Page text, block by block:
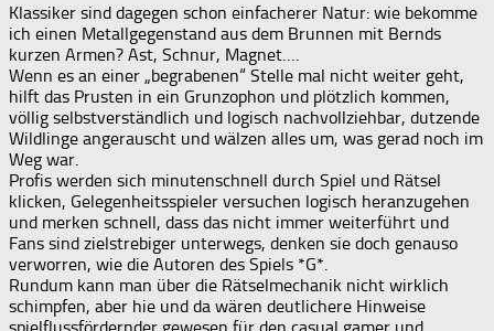
Klassiker sind dagegen schon einfacherer Natur: wie bekomme
ich einen Metallgegenstand aus dem Brunnen mit Bernds
kurzen Armen? Ast, Schnur, Magnet….
Wenn es an einer „begrabenen“ Stelle mal nicht weiter geht,
hilft das Prusten in ein Grunzophon und plötzlich kommen,
völlig selbstverständlich und logisch nachvollziehbar, dutzende
Wildlinge angerauscht und wälzen alles um, was gerad noch im
Weg war.
Profis werden sich minutenschnell durch Spiel und Rätsel
klicken, Gelegenheitsspieler versuchen logisch heranzugehen
und merken schnell, dass das nicht immer weiterführt und
Fans sind zielstrebiger unterwegs, denken sie doch genauso
verworren, wie die Autoren des Spiels *G*.
Rundum kann man über die Rätselmechanik nicht wirklich
schimpfen, aber hie und da wären deutlichere Hinweise